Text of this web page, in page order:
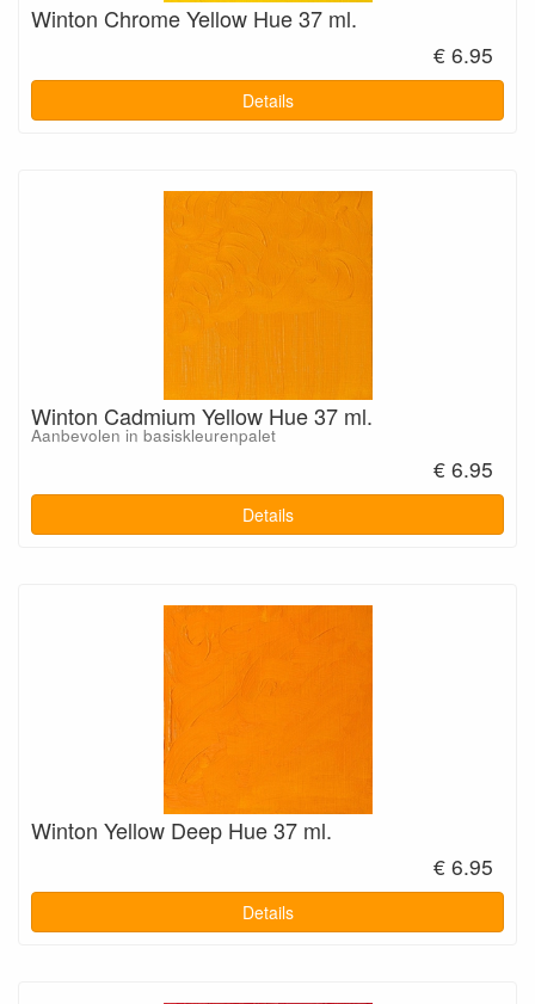
Winton Chrome Yellow Hue 37 ml.
€ 6.95
Details
Winton Cadmium Yellow Hue 37 ml.
Aanbevolen in basiskleurenpalet
€ 6.95
Details
Winton Yellow Deep Hue 37 ml.
€ 6.95
Details